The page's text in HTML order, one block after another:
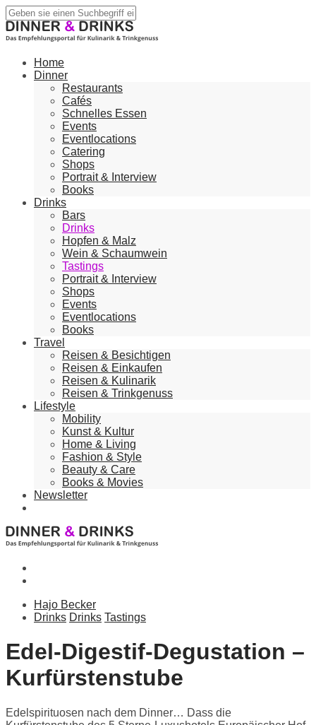
Home
Dinner
Restaurants
Cafés
Schnelles Essen
Events
Eventlocations
Catering
Shops
Portrait & Interview
Books
Drinks
Bars
Drinks
Hopfen & Malz
Wein & Schaumwein
Tastings
Portrait & Interview
Shops
Events
Eventlocations
Books
Travel
Reisen & Besichtigen
Reisen & Einkaufen
Reisen & Kulinarik
Reisen & Trinkgenuss
Lifestyle
Mobility
Kunst & Kultur
Home & Living
Fashion & Style
Beauty & Care
Books & Movies
Newsletter
Hajo Becker
Drinks Drinks Tastings
Edel-Digestif-Degustation –
Kurfürstenstube
Edelspirituosen nach dem Dinner… Dass die